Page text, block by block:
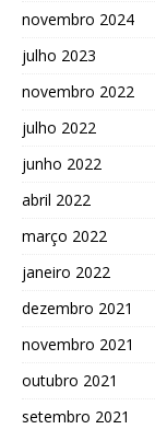
novembro 2024
julho 2023
novembro 2022
julho 2022
junho 2022
abril 2022
março 2022
janeiro 2022
dezembro 2021
novembro 2021
outubro 2021
setembro 2021